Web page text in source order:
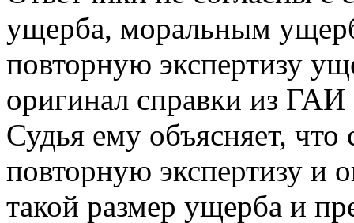
ущерба, моральным
повторную экспертизу
оригинал справки из
Судья ему объясняет,
повторную экспертизу и
такой размер ущерба и